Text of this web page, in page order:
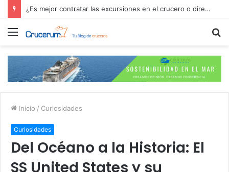
¿Es mejor contratar las excursiones en el crucero o directamente en el puerto?
Menú
Inicio / Curiosidades
Curiosidades
Del Océano a la Historia: El
SS United States y su